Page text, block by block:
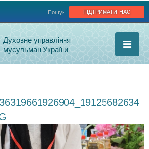
підтримати нас
Пошук
Духовне управління
мусульман України